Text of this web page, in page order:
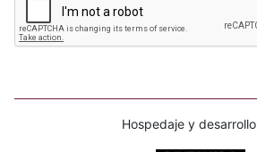
Hospedaje y